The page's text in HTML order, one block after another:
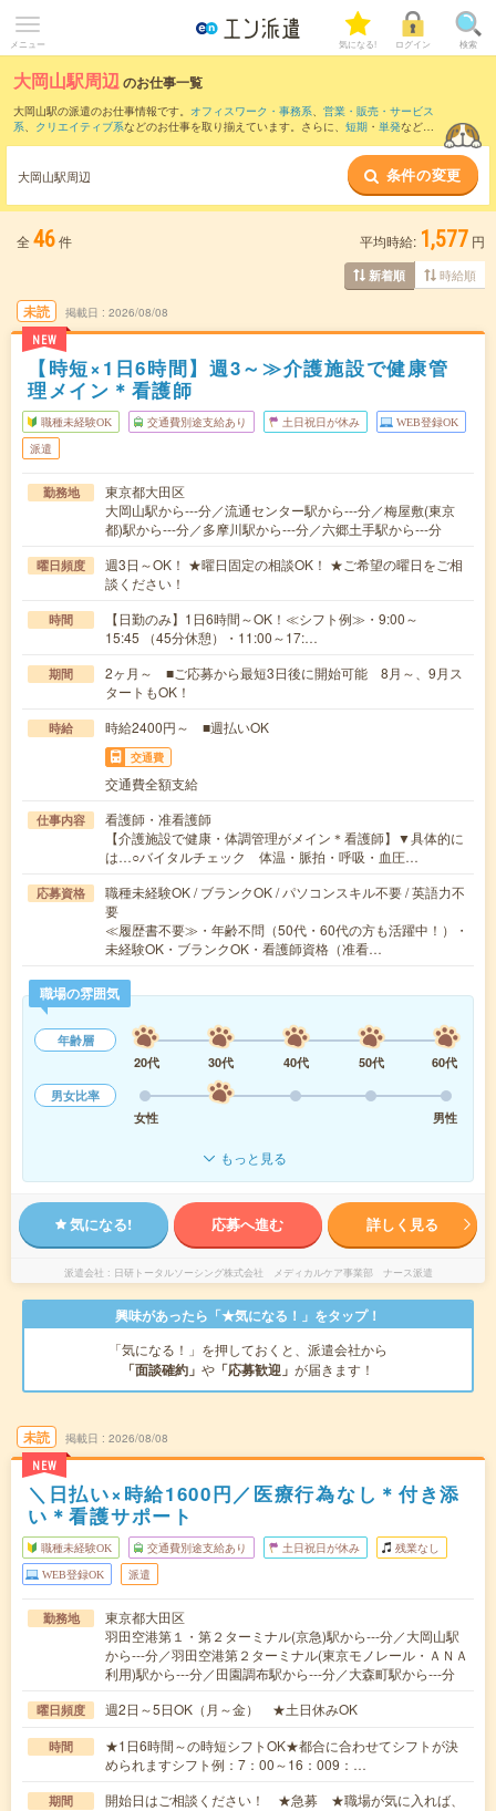
メニュー 気になる! ログイン 検索
大岡山駅周辺のお仕事一覧
大岡山駅の派遣のお仕事情報です。 オフィスワーク・事務系、 営業・販売・サービス
系、 クリエイティブ系などのお仕事を取り揃えています。さらに、 短期 ・ 単発などの
また、大崎駅・
など近隣駅のお仕事もご
確認いただけます。
大岡山駅周辺 条件の変更
全 46件 平均時給: 1,577 円
新着順 時給順
未読
NEW
掲載日 2026/08/08
【時短×1日6時間】週3～≫介護施設で健康管
理メイン＊看護師
職種未経験OK 交通費別途支給あり 土日祝日が休み WEB登録OK
派遣
勤務地
東京都大田区
大岡山駅から---分／流通センター駅から---分／梅屋敷(東京
都)駅から---分／多摩川駅から---分／六郷土手駅から---分
曜日頻度
週3日～OK！ ★曜日固定の相談OK！ ★ご希望の曜日をご相
談ください！
時間
【日勤のみ】1日6時間～OK！≪シフト例≫・9:00～
15:45 （45分休憩）・11:00～17:…
期間
2ヶ月～ ■ご応募から最短3日後に開始可能 8月～、9月ス
タートもOK！
時給 時給2400円～ ■週払いOK
交通費
交通費全額支給
仕事内容
看護師・准看護師
【介護施設で健康・体調管理がメイン＊看護師】▼具体的に
は…○バイタルチェック 体温・脈拍・呼吸・血圧…
応募資格
職種未経験OK / ブランクOK / パソコンスキル不要 / 英語力不
要
≪履歴書不要≫・年齢不問（50代・60代の方も活躍中！）・
未経験OK・ブランクOK・看護師資格（准看…
職場の雰囲気
年齢層
20代
30代 40代 50代
60代
男女比率
女性
男性
もっと見る
気になる! 応募へ進む 詳しく見る
派遣会社 日研トータルソーシング株式会社 メディカルケア事業部 ナース派遣
興味があったら「★気になる！」をタップ！
「気になる！」を押しておくと、派遣会社から
「面談確約」 や 「応募歓迎」 が届きます！
未読
NEW
掲載日 2026/08/08
＼日払い×時給1600円／医療行為なし＊付き添
い＊看護サポート
職種未経験OK 交通費別途支給あり 土日祝日が休み 残業なし
WEB登録OK 派遣
勤務地
東京都大田区
羽田空港第１・第２ターミナル(京急)駅から---分／大岡山駅
から---分／羽田空港第２ターミナル(東京モノレール・ＡＮＡ
利用)駅から---分／田園調布駅から---分／大森町駅から---分
曜日頻度 週2日～5日OK（月～金） ★土日休みOK
時間
★1日6時間～の時短シフトOK★都合に合わせてシフトが決
められますシフト例：7：00～16：009：…
期間
開始日はご相談ください！ ★急募 ★職場が気に入れば、